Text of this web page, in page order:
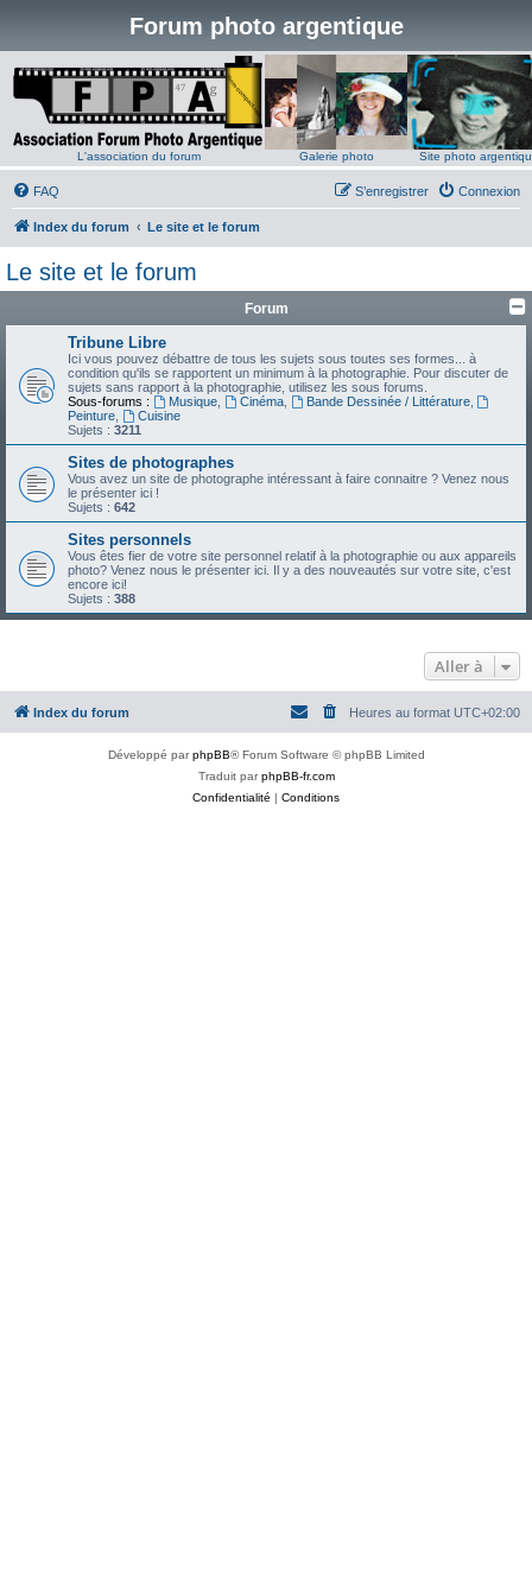
Forum photo argentique
L'association du forum Galerie photo Site photo
FAQ Connexion
S’enregistrer
Index du forum Le site et le forum
Le site et le forum
Forum
Tribune Libre
Ici vous pouvez débattre de tous les sujets sous toutes ses formes... à
condition qu'ils se rapportent un minimum à la photographie. Pour discuter de
sujets sans rapport à la photographie, utilisez les sous forums.
Sous-forums :
Musique, Cinéma, Bande Dessinée / Littérature,
Peinture
Cuisine
Sujets : 3211
Sites de photographes
Vous avez un site de photographe intéressant à faire connaitre ? Venez nous
le présenter ici !
Sujets : 642
Sites personnels
Vous êtes fier de votre site personnel relatif à la photographie ou aux appareils
photo? Venez nous le présenter ici. Il y a des nouveautés sur votre site, c'est
encore ici!
Sujets : 388
Aller à
Index du forum Heures au format UTC+02:00
Développé parphpBB® Forum Software © phpBB Limited
Traduit parphpBB-fr.com
Confidentialité | Conditions